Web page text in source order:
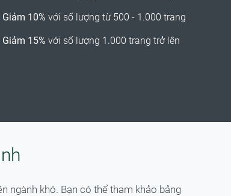
Giảm 10% với số lượng từ 500 - 1.000 trang
Giảm 15% với số lượng 1.000 trang trở lên
ngành khó. Bạn có thể tham khảo bảng